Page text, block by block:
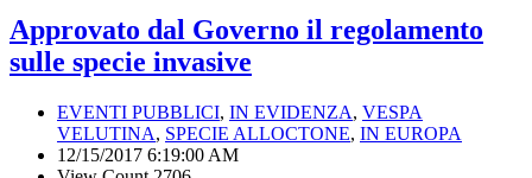
Approvato dal Governo il regolamento
sulle specie invasive
EVENTI PUBBLICI, IN EVIDENZA, VESPA
VELUTINA, SPECIE ALLOCTONE, IN EUROPA
12/15/2017 6:19:00 AM